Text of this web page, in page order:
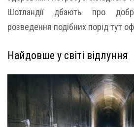
Шотландії дбають про
розведення подібних порід тут
Найдовше у світі відлуння